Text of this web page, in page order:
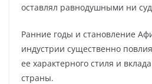
оставлял равнодушными ни
Ранние годы и становление
индустрии существенно
ее характерного стиля и
страны.